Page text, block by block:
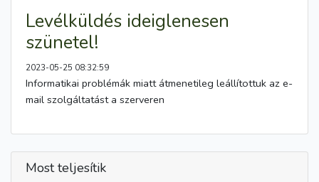
Levélküldés ideiglenesen
szünetel!
2023-05-25 08:32:59
Informatikai problémák miatt átmenetileg leállítottuk az e-
mail szolgáltatást a szerveren
Most teljesítik